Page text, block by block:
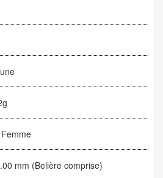
mm (Belière comprise)